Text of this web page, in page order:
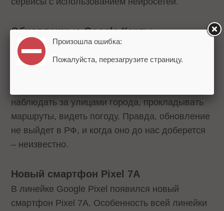
Обновленные Google Карты
Google Карты обновятся к концу текущего года,
и главной их фишкой станет иммерсивная
наблюдать за улицами города, прокладывать
маршруты, видеть погоду. Правда, обновление
не выйдет в РФ, и когда оно до нас доберется
– неизвестно.
Новый смартфон Pixel 7A
В линейке Google Pixel появился новый
смартфон Pixel 7A. Особенность всей линейки
Произошла ошибка:
Пожалуйста, перезагрузите страницу.